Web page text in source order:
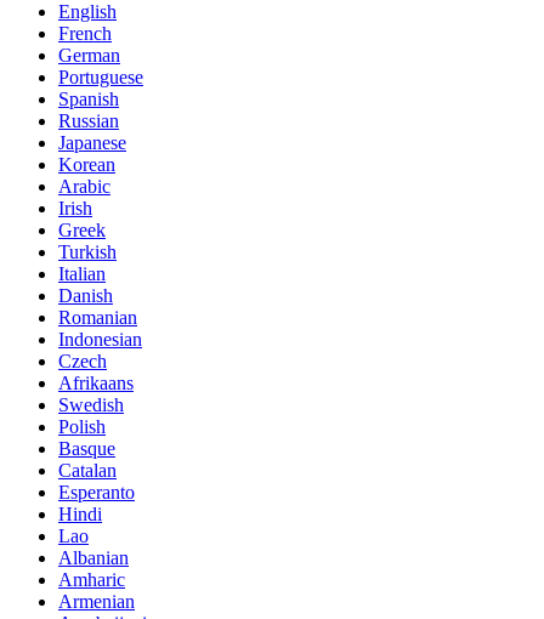
English
French
German
Portuguese
Spanish
Russian
Japanese
Korean
Arabic
Irish
Greek
Turkish
Italian
Danish
Romanian
Indonesian
Czech
Afrikaans
Swedish
Polish
Basque
Catalan
Esperanto
Hindi
Lao
Albanian
Amharic
Armenian